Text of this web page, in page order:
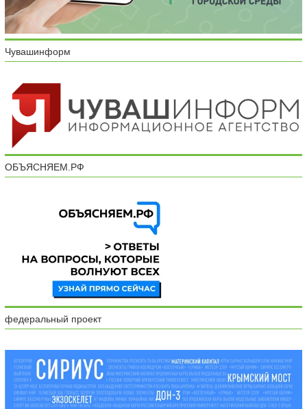
Чувашинформ
ОБЪЯСНЯЕМ.РФ
федеральный проект